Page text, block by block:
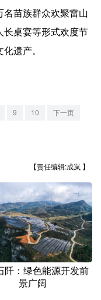
重庆
語 한국어
名苗族群众欢聚雷山
长桌宴等形式欢度节
遗产。
9 10 下一页
【责任编辑:成岚 】
阡：绿色能源开发前
景广阔